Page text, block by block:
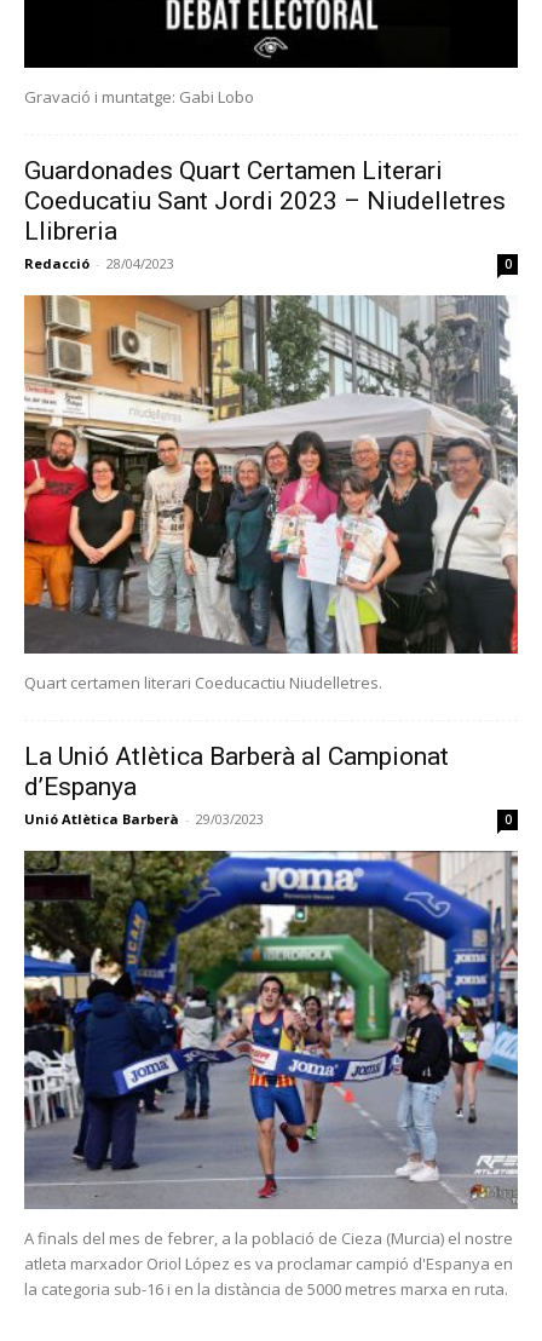
Gravació i muntatge: Gabi Lobo
Guardonades Quart Certamen Literari
Coeducatiu Sant Jordi 2023 – Niudelletres
Llibreria
Redacció - 28/04/2023 0
Quart certamen literari Coeducactiu Niudelletres.
La Unió Atlètica Barberà al Campionat
d’Espanya
Unió Atlètica Barberà - 29/03/2023 0
A finals del mes de febrer, a la població de Cieza (Murcia) el nostre
atleta marxador Oriol López es va proclamar campió d'Espanya en
la categoria sub-16 i en la distància de 5000 metres marxa en ruta.